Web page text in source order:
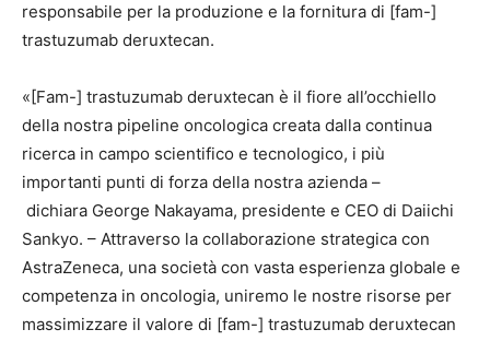
responsabile per la produzione e la fornitura di [fam-]
trastuzumab deruxtecan.
«[Fam-] trastuzumab deruxtecan è il fiore all’occhiello
della nostra pipeline oncologica creata dalla continua
ricerca in campo scientifico e tecnologico, i più
importanti punti di forza della nostra azienda –
dichiara George Nakayama, presidente e CEO di Daiichi
Sankyo. – Attraverso la collaborazione strategica con
AstraZeneca, una società con vasta esperienza globale e
competenza in oncologia, uniremo le nostre risorse per
massimizzare il valore di [fam-] trastuzumab deruxtecan